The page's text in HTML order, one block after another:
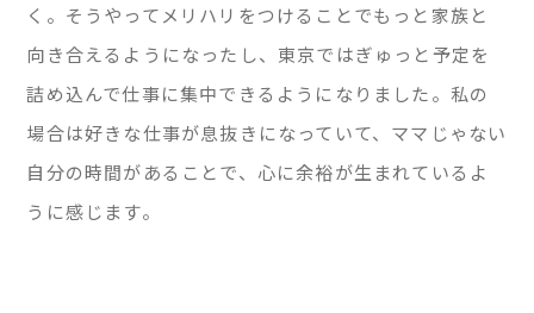
く。そうやってメリハリをつけることでもっと家族と
向き合えるようになったし、東京ではぎゅっと予定を
詰め込んで仕事に集中できるようになりました。私の
場合は好きな仕事が息抜きになっていて、ママじゃない
自分の時間があることで、心に余裕が生まれているよ
うに感じます。